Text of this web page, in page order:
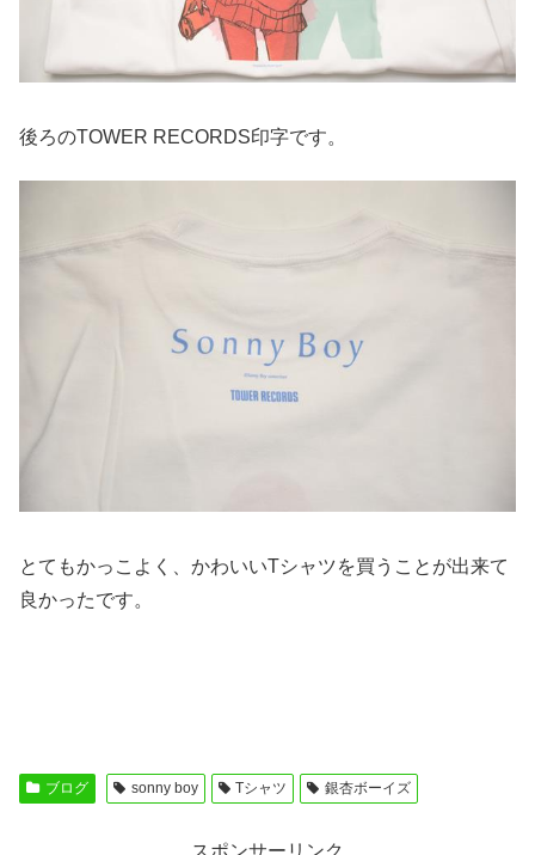
後ろのTOWER RECORDS印字です。
とてもかっこよく、かわいいTシャツを買うことが出来て
良かったです。
ブログ sonny boy Tシャツ 銀杏ボーイズ